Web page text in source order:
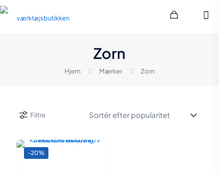
Zorn
Hjem Mærker Zorn
Filtre
-20%